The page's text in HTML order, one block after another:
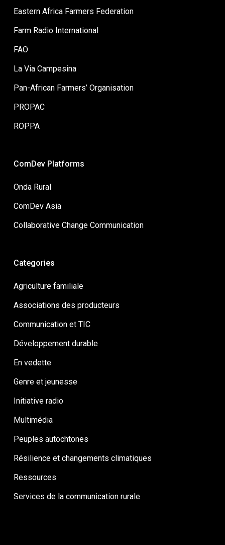
Eastern Africa Farmers Federation
Farm Radio International
FAO
La Via Campesina
Pan-African Farmers’ Organisation
PROPAC
ROPPA
ComDev Platforms
Onda Rural
ComDev Asia
Collaborative Change Communication
Categories
Agriculture familiale
Associations des producteurs
Communication et TIC
Développement durable
En vedette
Genre et jeunesse
Initiative radio
Multimédia
Peuples autochtones
Résilience et changements climatiques
Ressources
Services de la communication rurale